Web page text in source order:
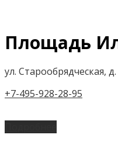
Площадь
ул. Старообрядческая,
+7-495-928-28-95